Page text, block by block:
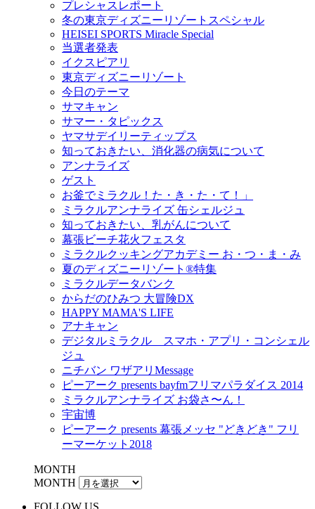
プレシャスレポート
冬の東京ディズニーリゾートスペシャル
HEISEI SPORTS Miracle Special
当選者発表
イクスピアリ
東京ディズニーリゾート
今日のテーマ
サマキャン
サマー・タピックス
ヤマサデイリーティップス
知っておきたい、消化器の病気について
アンナライズ
ゲスト
お釜でミラクル！た・き・た・て！」
ミラクルアンナライズ 缶シェルジュ
知っておきたい、乳がんについて
幕張ビーチ花火フェスタ
ミラクルクッキングアカデミー お・つ・ま・み
夏のディズニーリゾート®特集
ミラクルデータバンク
からだのひみつ 大冒険DX
HAPPY MAMA'S LIFE
アナキャン
デジタルミラクル スマホ・アプリ・コンシェル
ジュ
ニチバン ワザアリMessage
ピーアーク presents bayfmフリマパラダイス 2014
ミラクルアンナライズ お袋さ〜ん！
宇宙博
ピーアーク presents 幕張メッセ "どきどき" フリ
ーマーケット2018
MONTH
MONTH